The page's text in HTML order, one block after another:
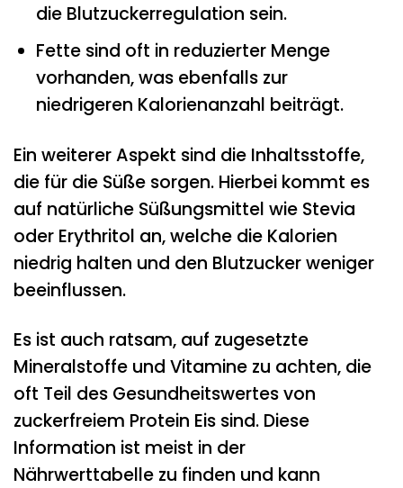
die Blutzuckerregulation sein.
Fette sind oft in reduzierter Menge
vorhanden, was ebenfalls zur
niedrigeren Kalorienanzahl beiträgt.
Ein weiterer Aspekt sind die Inhaltsstoffe,
die für die Süße sorgen. Hierbei kommt es
auf natürliche Süßungsmittel wie Stevia
oder Erythritol an, welche die Kalorien
niedrig halten und den Blutzucker weniger
beeinflussen.
Es ist auch ratsam, auf zugesetzte
Mineralstoffe und Vitamine zu achten, die
oft Teil des Gesundheitswertes von
zuckerfreiem Protein Eis sind. Diese
Information ist meist in der
Nährwerttabelle zu finden und kann